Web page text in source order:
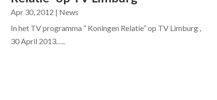
Apr 30, 2012 | News
In het TV programma “ Koningen Relatie” op TV Limburg ,
30 April 2013…..